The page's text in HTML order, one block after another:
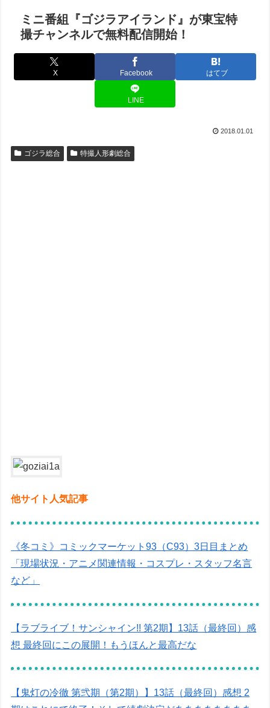
ミニ番組『ゴジラアイランド』が東宝特
撮チャンネルで無料配信開始！
X Facebook はてブ
LINE
2018.01.01
ゴジラ総合 特撮人形劇総合
他サイト人気記事
《冬コミ》コミックマーケット93（C93）3日目まとめ
「現場状況・アニメ関連情報・コスプレ・スタッフ名言
など」
【ラブライブ！サンシャイン!! 第2期】13話（最終回）感
想 最終回にこの展開！もうほんと最高だな
【鬼灯の冷徹 第弐期（第2期）】13話（最終回）感想 2